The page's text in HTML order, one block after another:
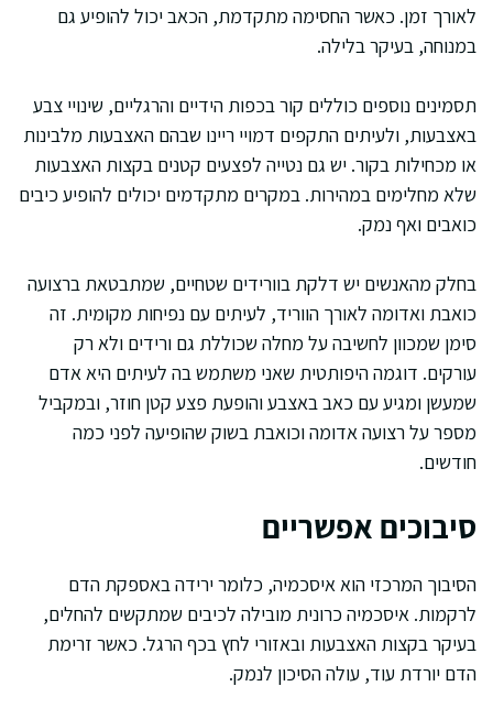
לאורך זמן. כאשר החסימה מתקדמת, הכאב יכול להופיע גם
במנוחה, בעיקר בלילה.
תסמינים נוספים כוללים קור בכפות הידיים והרגליים, שינויי צבע
באצבעות, ולעיתים התקפים דמויי ריינו שבהם האצבעות מלבינות
או מכחילות בקור. יש גם נטייה לפצעים קטנים בקצות האצבעות
שלא מחלימים במהירות. במקרים מתקדמים יכולים להופיע כיבים
כואבים ואף נמק.
בחלק מהאנשים יש דלקת בוורידים שטחיים, שמתבטאת ברצועה
כואבת ואדומה לאורך הווריד, לעיתים עם נפיחות מקומית. זה
סימן שמכוון לחשיבה על מחלה שכוללת גם ורידים ולא רק
עורקים. דוגמה היפותטית שאני משתמש בה לעיתים היא אדם
שמעשן ומגיע עם כאב באצבע והופעת פצע קטן חוזר, ובמקביל
מספר על רצועה אדומה וכואבת בשוק שהופיעה לפני כמה
חודשים.
סיבוכים אפשריים
הסיבוך המרכזי הוא איסכמיה, כלומר ירידה באספקת הדם
לרקמות. איסכמיה כרונית מובילה לכיבים שמתקשים להחלים,
בעיקר בקצות האצבעות ובאזורי לחץ בכף הרגל. כאשר זרימת
הדם יורדת עוד, עולה הסיכון לנמק.